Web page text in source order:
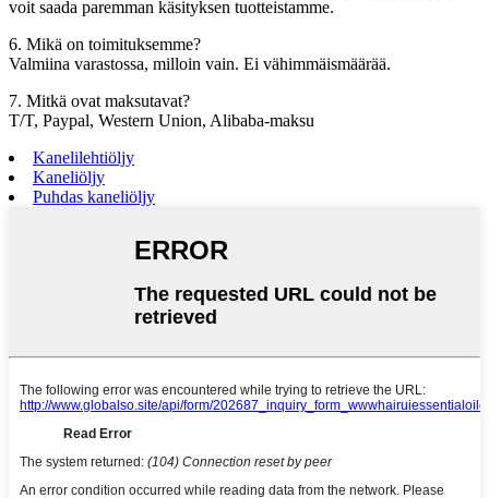
voit saada paremman käsityksen tuotteistamme.
6. Mikä on toimituksemme?
Valmiina varastossa, milloin vain. Ei vähimmäismäärää.
7. Mitkä ovat maksutavat?
T/T, Paypal, Western Union, Alibaba-maksu
Kanelilehtiöljy
Kaneliöljy
Puhdas kaneliöljy